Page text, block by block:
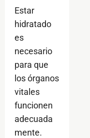
Estar
hidratado
es
necesario
para que
los órganos
vitales
funcionen
adecuada
mente.